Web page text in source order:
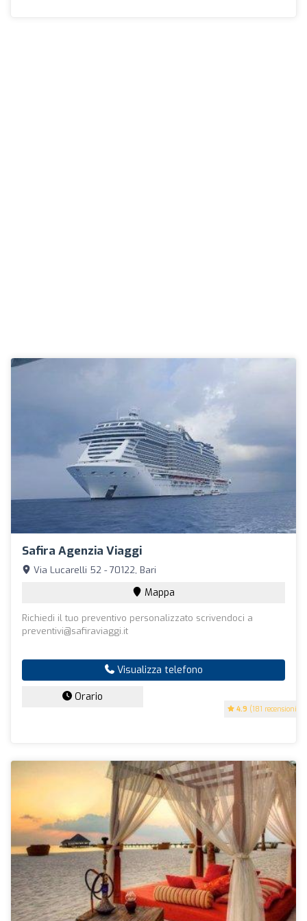
Safira Agenzia Viaggi
4.9 (181 recensioni)
Via Lucarelli 52 - 70122, Bari
Mappa
Richiedi il tuo preventivo personalizzato scrivendoci a
preventivi@safiraviaggi.it
Visualizza telefono
Orario